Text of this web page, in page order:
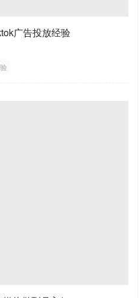
广告投放经验